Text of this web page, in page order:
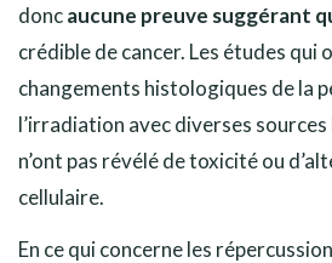
doncaucune preuve suggérant
crédible de cancer. Les études qui
changements histologiques de la
l’irradiation avec diverses
n’ont pas révélé de toxicité ou
cellulaire.
En ce qui concerne les